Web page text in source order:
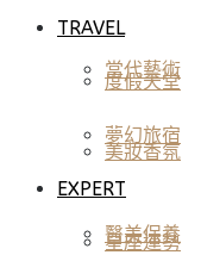
當代藝術
美妝香氛
醫美保養
TRAVEL
度假天堂
夢幻旅宿
EXPERT
星座運勢